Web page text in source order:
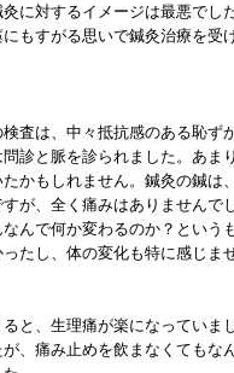
に対するイメージは最悪でし
もすがる思いで鍼灸治療を受
査は、中々抵抗感のある恥ず
診と脈を診られました。あま
かもしれません。鍼灸の鍼は
が、全く痛みはありませんで
んで何か変わるのか？という
たし、体の変化も特に感じま
と、生理痛が楽になっていま
、痛み止めを飲まなくてもな